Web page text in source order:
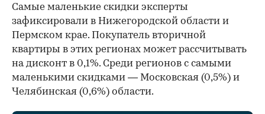
Самые маленькие скидки эксперты
зафиксировали в Нижегородской области и
Пермском крае. Покупатель вторичной
квартиры в этих регионах может рассчитывать
на дисконт в 0,1%. Среди регионов с самыми
маленькими скидками — Московская (0,5%) и
Челябинская (0,6%) области.